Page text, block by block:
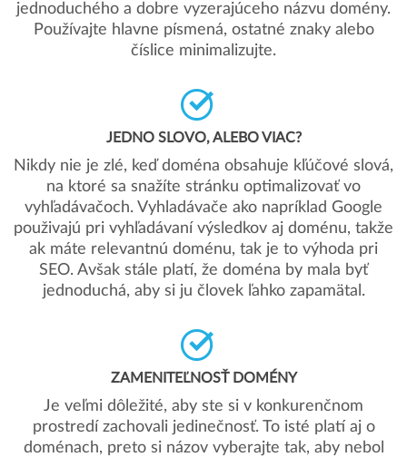
jednoduchého a dobre vyzerajúceho názvu domény.
Používajte hlavne písmená, ostatné znaky alebo
číslice minimalizujte.
JEDNO SLOVO, ALEBO VIAC?
Nikdy nie je zlé, keď doména obsahuje kľúčové slová,
na ktoré sa snažíte stránku optimalizovať vo
vyhľadávačoch. Vyhladávače ako napríklad Google
použivajú pri vyhľadávaní výsledkov aj doménu, takže
ak máte relevantnú doménu, tak je to výhoda pri
SEO. Avšak stále platí, že doména by mala byť
jednoduchá, aby si ju človek ľahko zapamätal.
ZAMENITEĽNOSŤ DOMÉNY
Je veľmi dôležité, aby ste si v konkurenčnom
prostredí zachovali jedinečnosť. To isté platí aj o
doménach, preto si názov vyberajte tak, aby nebol